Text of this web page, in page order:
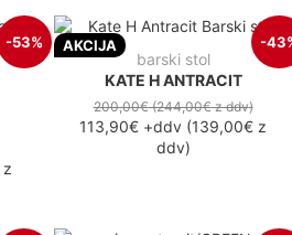
-53%
z
AKCIJA -
barski stol
KATE H ANTRACIT
200,00€(244,00€z ddv)
113,90€ +ddv (139,00€ z
ddv)